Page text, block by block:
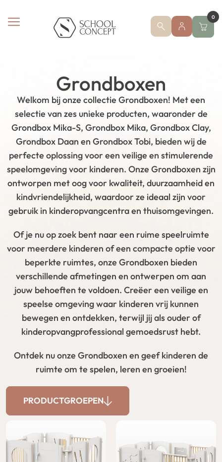
0
Grondboxen
Welkom bij onze collectie Grondboxen! Met een
selectie van zes unieke producten, waaronder de
Grondbox Mika-S, Grondbox Mika, Grondbox Clay,
Grondbox Daan en Grondbox Tobi, bieden wij de
perfecte oplossing voor een veilige en stimulerende
speelomgeving voor kinderen. Onze Grondboxen zijn
ontworpen met oog voor kwaliteit, duurzaamheid en
kindvriendelijkheid, waardoor ze ideaal zijn voor
gebruik in kinderopvangcentra en thuisomgevingen.
Of je nu op zoek bent naar een ruime speelruimte
voor meerdere kinderen of een compacte optie voor
beperkte ruimtes, onze Grondboxen bieden
verschillende afmetingen en ontwerpen om aan
jouw behoeften te voldoen. Creëer een veilige en
speelse omgeving waar kinderen vrij kunnen
bewegen en ontdekken, terwijl jij als ouder of
kinderopvangprofessional gemoedsrust hebt.
Ontdek nu onze Grondboxen en geef kinderen de
ruimte om te spelen, leren en groeien!
PRODUCTGROEPEN